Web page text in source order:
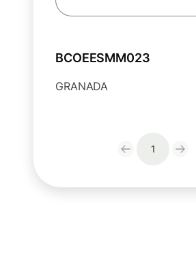
BCOEESMM023
GRANADA
1